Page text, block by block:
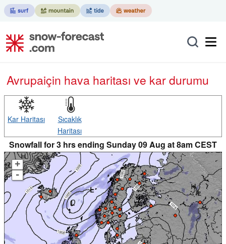
Avrupaiçin hava haritası ve kar durumu
Kar Haritası
Sıcaklık
Haritası
Snowfall for 3 hrs ending Sunday 09 Aug at 8am CEST
+
-